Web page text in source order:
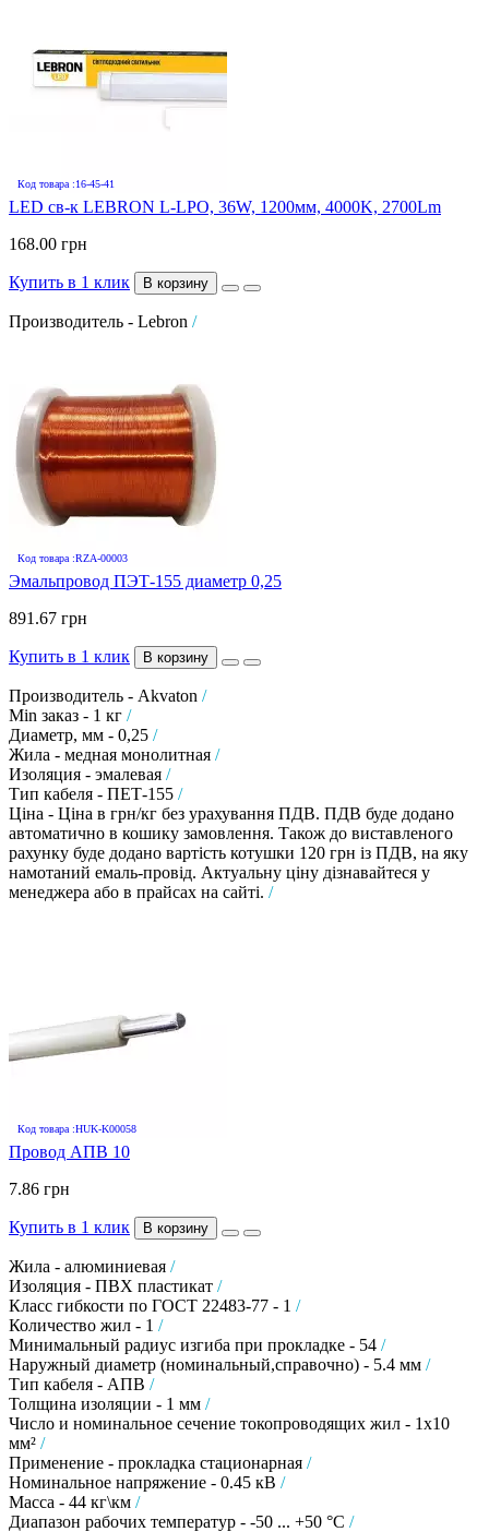
Код товара :16-45-41
LED св-к LEBRON L-LPO, 36W, 1200мм, 4000K, 2700Lm
168.00 грн
Купить в 1 клик В корзину
Производитель - Lebron /
Код товара :RZA-00003
Эмальпровод ПЭТ-155 диаметр 0,25
891.67 грн
Купить в 1 клик В корзину
Производитель - Akvaton /
Min заказ - 1 кг /
Диаметр, мм - 0,25 /
Жила - медная монолитная /
Изоляция - эмалевая /
Тип кабеля - ПЕТ-155 /
Ціна - Ціна в грн/кг без урахування ПДВ. ПДВ буде додано
автоматично в кошику замовлення. Також до виставленого
рахунку буде додано вартість котушки 120 грн із ПДВ, на яку
намотаний емаль-провід. Актуальну ціну дізнавайтеся у
менеджера або в прайсах на сайті. /
Код товара :HUK-K00058
Провод АПВ 10
7.86 грн
Купить в 1 клик В корзину
Жила - алюминиевая /
Изоляция - ПВХ пластикат /
Класс гибкости по ГОСТ 22483-77 - 1 /
Количество жил - 1 /
Минимальный радиус изгиба при прокладке - 54 /
Наружный диаметр (номинальный,справочно) - 5.4 мм /
Тип кабеля - АПВ /
Толщина изоляции - 1 мм /
Число и номинальное сечение токопроводящих жил - 1х10
мм² /
Применение - прокладка стационарная /
Номинальное напряжение - 0.45 кВ /
Масса - 44 кг\км /
Диапазон рабочих температур - -50 ... +50 °C /